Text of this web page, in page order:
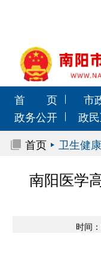
首 页 市
政务公开
政
首页
卫生健康
南阳医学
时间